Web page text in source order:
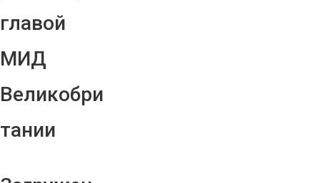
главой
МИД
Великобри
тании